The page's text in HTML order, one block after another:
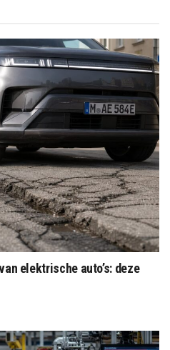
elektrische auto’s: deze